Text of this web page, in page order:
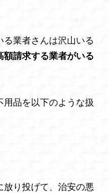
業者さんは沢山いる
額請求する業者がいる
品を以下のような扱
放り投げて、治安の悪